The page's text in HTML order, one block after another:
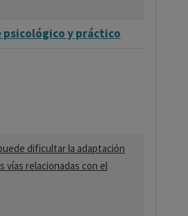
psicológico y práctico
dificultar la adaptación
vías relacionadas con el